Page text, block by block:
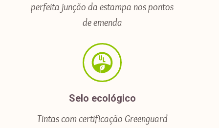
perfeita junção da estampa nos pontos
de emenda
Selo ecológico
Tintas com certificação Greenguard